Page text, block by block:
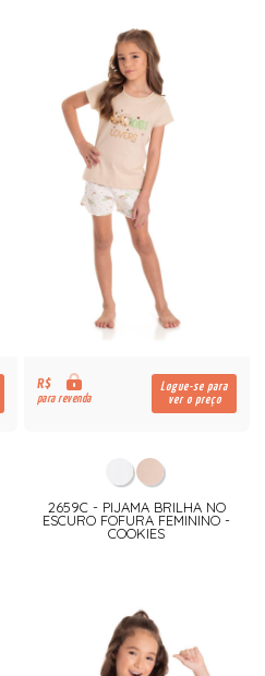
R$
para revenda
Logue-se para
ver o preço
2659C - PIJAMA BRILHA NO
ESCURO FOFURA FEMININO -
COOKIES